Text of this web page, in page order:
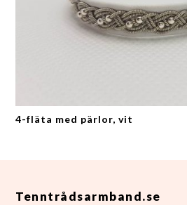
4-fläta med pärlor, vit
Tenntrådsarmband.se